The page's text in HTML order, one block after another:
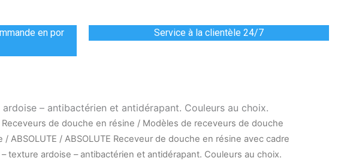
en por
Service à la clientèle 24/7
– antibactérien et antidérapant. Couleurs au choix.
Receveurs de douche en résine / Modèles de receveurs de douche
/ ABSOLUTE / ABSOLUTE Receveur de douche en résine avec cadre
– texture ardoise – antibactérien et antidérapant. Couleurs au choix.